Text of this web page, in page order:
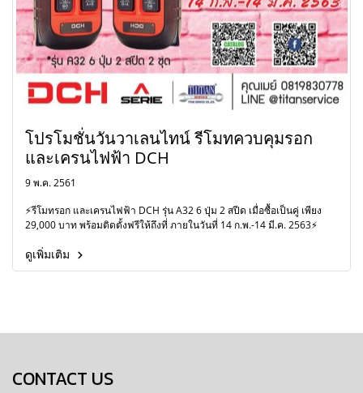
โปรโมชั่นวันวาเลนไทน์ รีโมทควบคุมรอก
และเครนไฟฟ้า DCH
9 พ.ค. 2561
⚡️รีโมทรอก และเครนไฟฟ้า DCH รุ่น A32 6 ปุุ่ม 2 สปีด เมื่อซื้อเป็นคู่ เพียง
29,000 บาท พร้อมติดตั้งฟรีให้ถึงที่ ภายในวันที่ 14 ก.พ.-14 มี.ค. 2563⚡️
ดูเพิ่มเติม
CONTACT US